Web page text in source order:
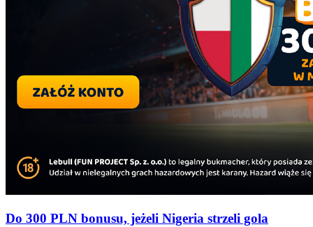
Do 300 PLN bonusu, jeżeli Nigeria strzeli gola